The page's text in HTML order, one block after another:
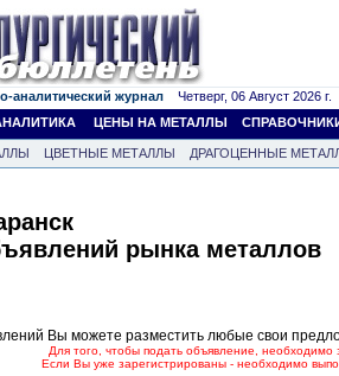
аналитический журнал Четверг, 06 Август 2026 г.
ЦЕНЫ НА МЕТАЛЛЫ
ЦВЕТНЫЕ МЕТАЛЛЫ
ДРАГОЦЕННЫЕ
рынка металлов
Вы можете разместить любые свои
Для того, чтобы подать объявление, необходимо
Если Вы уже зарегистрированы - необходимо